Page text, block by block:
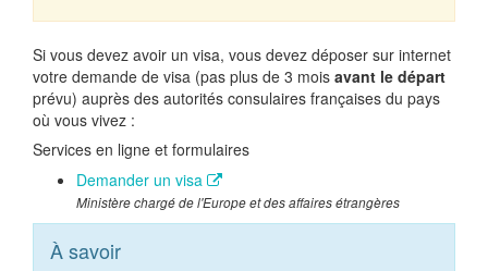
Si vous devez avoir un visa, vous devez déposer sur internet
votre demande de visa (pas plus de 3 mois avant le départ
prévu) auprès des autorités consulaires françaises du pays
où vous vivez :
Services en ligne et formulaires
Demander un visa
Ministère chargé de l'Europe et des affaires étrangères
À savoir